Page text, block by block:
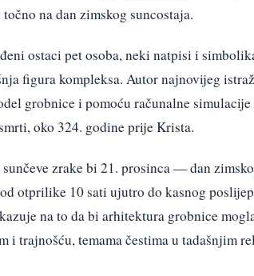
na dan zimskog suncostaja.
ostaci pet osoba, neki natpisi i
figura kompleksa. Autor najnovijeg
grobnice i pomoću računalne
oko 324. godine prije Krista.
zrake bi 21. prosinca — dan
otprilike 10 sati ujutro do kasnog
na to da bi arhitektura grobnice
i trajnošću, temama čestima u tadašnjim